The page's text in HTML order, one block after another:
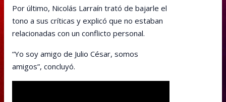
Por último, Nicolás Larraín trató de bajarle el
tono a sus críticas y explicó que no estaban
relacionadas con un conflicto personal.
“Yo soy amigo de Julio César, somos
amigos”, concluyó.